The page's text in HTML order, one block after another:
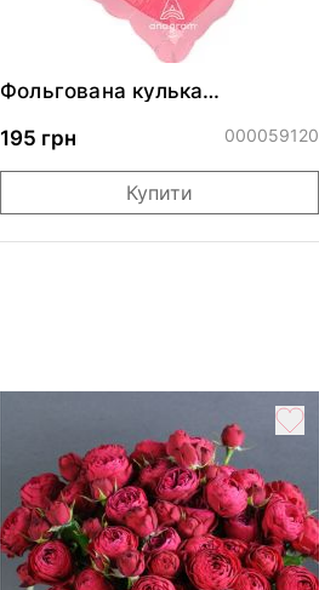
Фольгована кулька
обіймами"
195 грн 000059120
Купити